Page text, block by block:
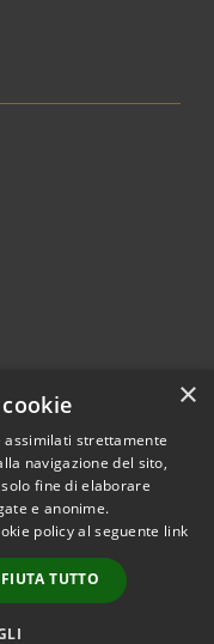
© 2026 • Città di
Maggiore •
byMunicipium •
Accesso redazione
×
assimilati strettamente
navigazione del sito,
fine di elaborare
e anonime.
policy al seguente link
TUTTO